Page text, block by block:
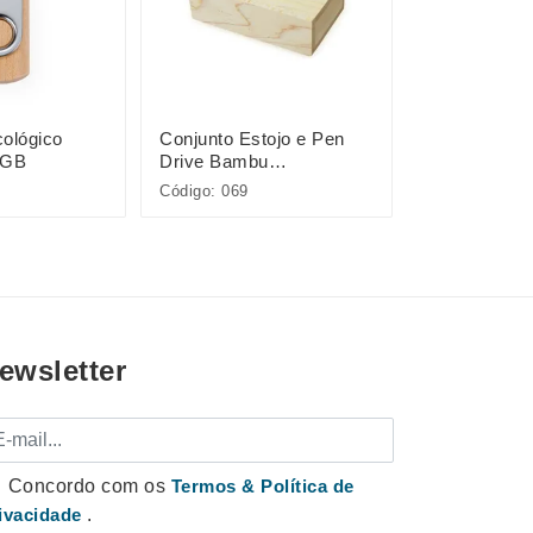
Conjunto Estojo e Pen
Drive Bambu
4GB/8GB/16GB/32GB
Código: 069
Concordo com os Termos & Política de
.